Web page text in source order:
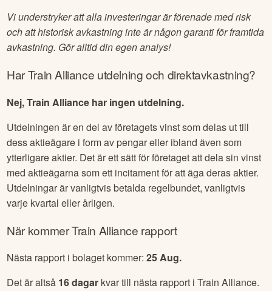
Vi understryker att alla investeringar är förenade med risk
och att historisk avkastning inte är någon garanti för framtida
avkastning. Gör alltid din egen analys!
HarTrain Alliance utdelning och direktavkastning?
Nej, Train Alliance har ingen utdelning.
Utdelningen är en del av företagets vinst som delas ut till
dess aktieägare i form av pengar eller ibland även som
ytterligare aktier. Det är ett sätt för företaget att dela sin vinst
med aktieägarna som ett incitament för att äga deras aktier.
Utdelningar är vanligtvis betalda regelbundet, vanligtvis
varje kvartal eller årligen.
När kommerTrain Alliance rapport
Nästa rapport i bolaget kommer:25 Aug.
Det är altså 16dagar kvar till nästa rapport iTrain Alliance.